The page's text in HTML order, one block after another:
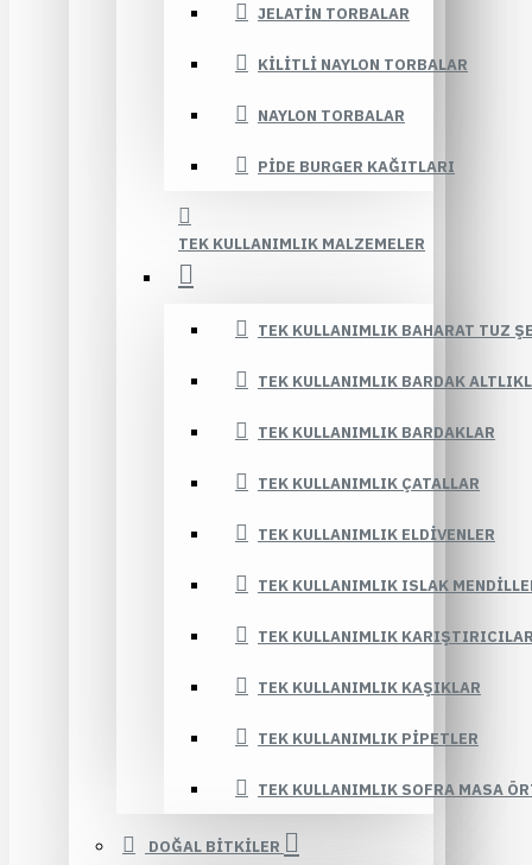
JELATIN TORBALAR
KILITLI NAYLON TORBALAR
NAYLON TORBALAR
PIDE BURGER KAĞITLARI
TEK KULLANIMLIK MALZEMELER
TEK KULLANIMLIK BAHARAT TUZ
TEK KULLANIMLIK BARDAK
TEK KULLANIMLIK BARDAKLAR
TEK KULLANIMLIK ÇATALLAR
TEK KULLANIMLIK ELDIVENLER
TEK KULLANIMLIK ISLAK
TEK KULLANIMLIK
TEK KULLANIMLIK KAŞIKLAR
TEK KULLANIMLIK PIPETLER
TEK KULLANIMLIK SOFRA MASA
DOĞAL BİTKİLER